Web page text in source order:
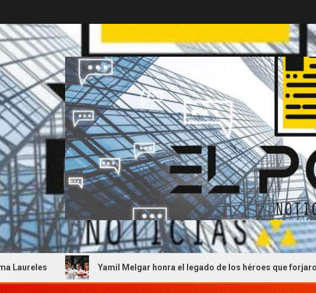
Yamil Melgar honra el legado de los héroes que forjaron nuestra historia